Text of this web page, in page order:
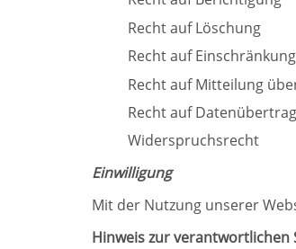
Recht auf Löschung
Recht auf
Recht auf Mitteilung
Recht auf
Widerspruchsrecht
Einwilligung
Mit der Nutzung unserer
Hinweis zur verantwortlichen